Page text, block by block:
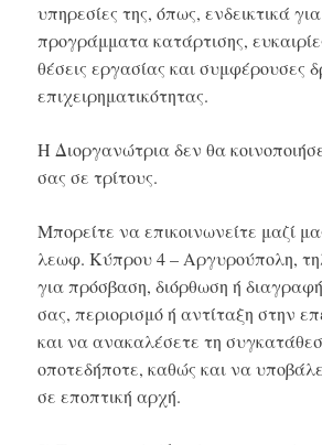
υπηρεσίες της, όπως, ενδεικτικά
προγράμματα κατάρτισης,
θέσεις εργασίας και συμφέρουσες
επιχειρηματικότητας.
Η Διοργανώτρια δεν θα
σας σε τρίτους.
Μπορείτε να επικοινωνείτε μαζί
λεωφ. Κύπρου 4 – Αργυρούπολη,
για πρόσβαση, διόρθωση ή
σας, περιορισμό ή αντίταξη στην
και να ανακαλέσετε τη
οποτεδήποτε, καθώς και να
σε εποπτική αρχή.